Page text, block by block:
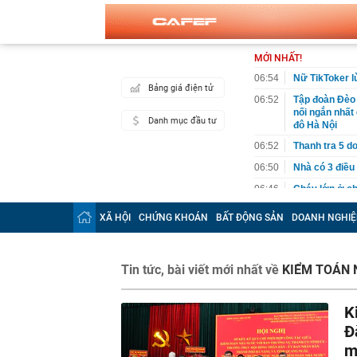
Bảng giá điện tử
Danh mục đầu tư
MỚI NHẤT!
06:54
Nữ TikToker
06:52
Tập đoàn
nối ngắn nhất
đô Hà Nội
06:52
Thanh tra 5
06:50
Nhà có 3
06:46
Cháy lớn ở
06:43
Đề xuất đưa
06:36
Khởi tố 7 cán
Việt Nam,
hội có giá từ
06:06
Việt Nam có
dòng sông, 3
XÃ HỘI CHỨNG KHOÁN BẤT ĐỘNG SẢN DOANH
Tin tức, bài viết mới nhất về KIỂM TOÁN